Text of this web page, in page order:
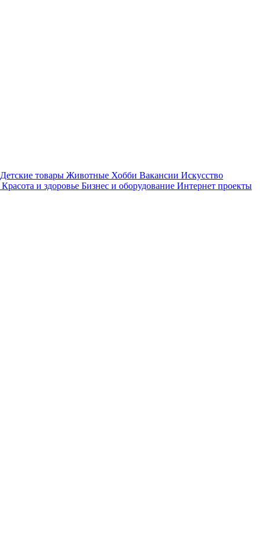
Детские товары Животные Хобби Вакансии Искусство
Красота и здоровье Бизнес и оборудование Интернет проекты